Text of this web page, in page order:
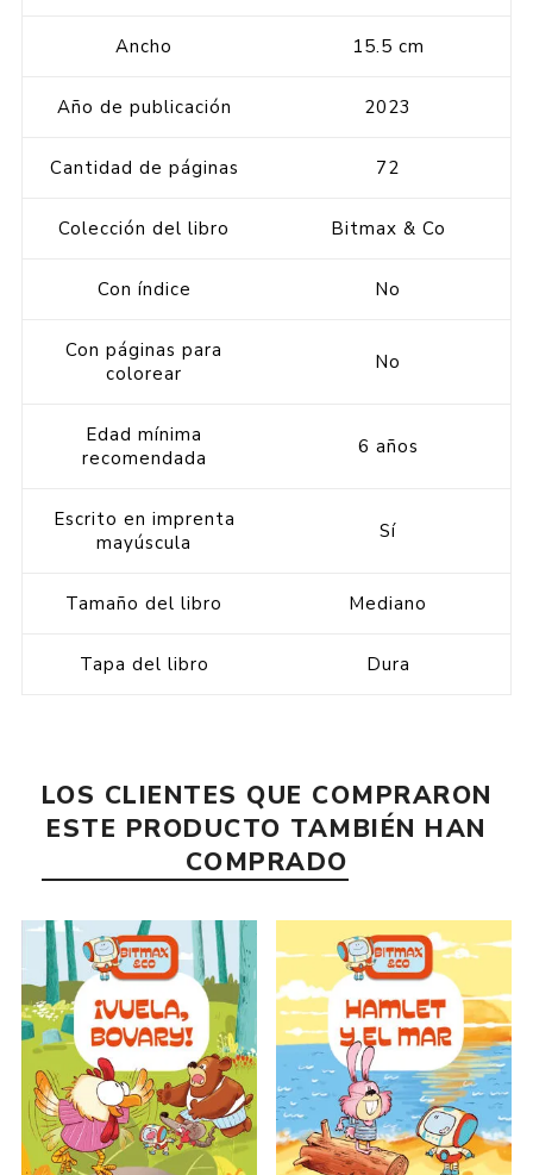
Ancho 15.5 cm
Año de publicación 2023
Cantidad de páginas 72
Colección del libro Bitmax & Co
Con índice No
Con páginas para
colorear
No
Edad mínima
recomendada
6 años
Escrito en imprenta
mayúscula
Sí
Tamaño del libro Mediano
Tapa del libro Dura
LOS CLIENTES QUE COMPRARON
ESTE PRODUCTO TAMBIÉN HAN
COMPRADO